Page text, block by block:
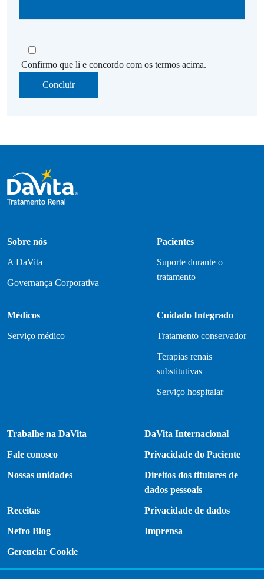
Confirmo que li e concordo com os termos acima.
Sobre nós
A DaVita
Governança Corporativa
Pacientes
Suporte durante o
tratamento
Médicos
Serviço médico
Cuidado Integrado
Tratamento conservador
Terapias renais
substitutivas
Serviço hospitalar
Trabalhe na DaVita DaVita Internacional
Fale conosco Privacidade do Paciente
Nossas unidades
Direitos dos titulares de
dados pessoais
Receitas Privacidade de dados
Nefro Blog Imprensa
Gerenciar Cookie